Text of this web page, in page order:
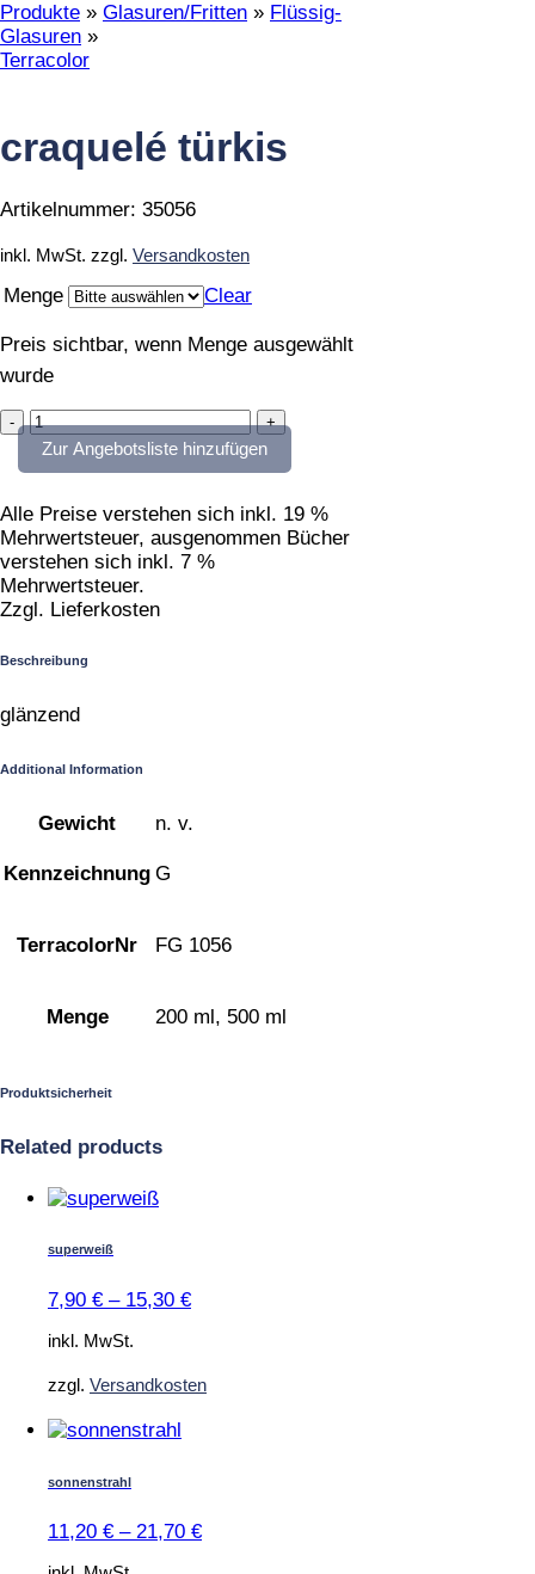
Produkte » Glasuren/Fritten » Flüssig-
Glasuren »
Terracolor
craquelé türkis
Artikelnummer: 35056
inkl. MwSt. zzgl. Versandkosten
Menge Clear
Preis sichtbar, wenn Menge ausgewählt
wurde
craquelé
türkis
quantity
Zur Angebotsliste hinzufügen
Alle Preise verstehen sich inkl. 19 %
Mehrwertsteuer, ausgenommen Bücher
verstehen sich inkl. 7 %
Mehrwertsteuer.
Zzgl. Lieferkosten
Beschreibung
glänzend
Additional Information
Gewicht n. v.
Kennzeichnung G
TerracolorNr FG 1056
Menge 200 ml, 500 ml
Produktsicherheit
Related products
Dieses
Varianten
auf.
können
der
superweiß
7,90 € – 15,30 €
inkl. MwSt.
zzgl. Versandkosten
Varianten
sonnenstrahl
11,20 € – 21,70 €